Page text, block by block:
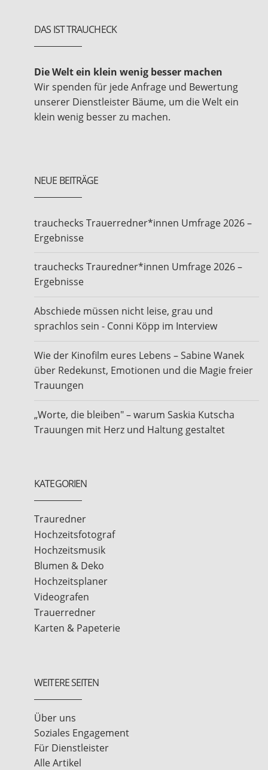
DAS IST TRAUCHECK
Die Welt ein klein wenig besser machen
Wir spenden für jede Anfrage und Bewertung
unserer Dienstleister Bäume, um die Welt ein
klein wenig besser zu machen.
NEUE BEITRÄGE
trauchecks Trauerredner*innen Umfrage 2026 –
Ergebnisse
trauchecks Trauredner*innen Umfrage 2026 –
Ergebnisse
Abschiede müssen nicht leise, grau und
sprachlos sein - Conni Köpp im Interview
Wie der Kinofilm eures Lebens – Sabine Wanek
über Redekunst, Emotionen und die Magie freier
Trauungen
„Worte, die bleiben" – warum Saskia Kutscha
Trauungen mit Herz und Haltung gestaltet
KATEGORIEN
Trauredner
Hochzeitsfotograf
Hochzeitsmusik
Blumen & Deko
Hochzeitsplaner
Videografen
Trauerredner
Karten & Papeterie
WEITERE SEITEN
Über uns
Soziales Engagement
Für Dienstleister
Alle Artikel